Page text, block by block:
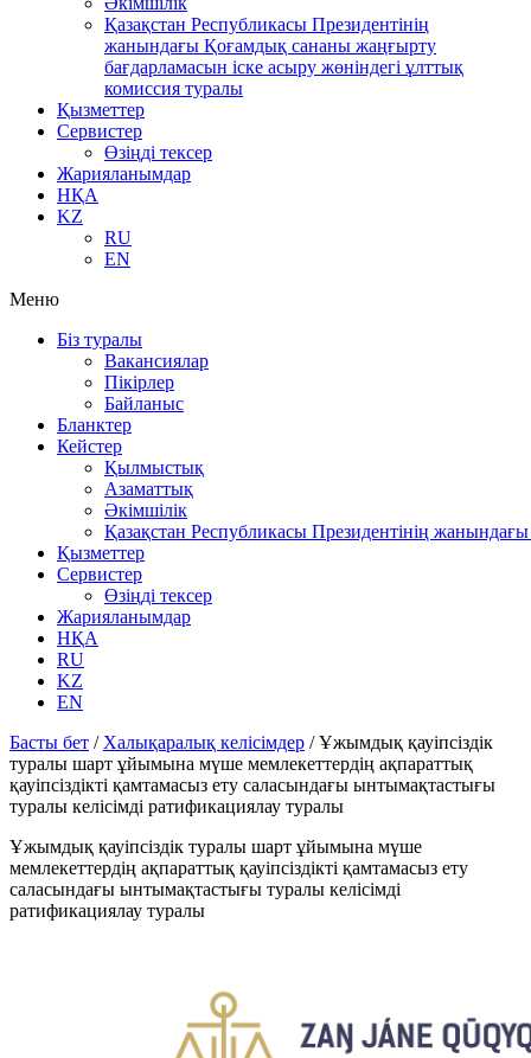
Қазақстан Республикасы Президентінің
жанындағы Қоғамдық сананы жаңғырту
бағдарламасын іске асыру жөніндегі ұлттық
комиссия туралы
Қызметтер
Сервистер
Өзіңді тексер
Жарияланымдар
НҚА
KZ
RU
EN
Меню
Біз туралы
Вакансиялар
Пікірлер
Байланыс
Бланктер
Кейстер
Қылмыстық
Азаматтық
Әкімшілік
Қазақстан Республикасы Президентінің
Қызметтер
Сервистер
Өзіңді тексер
Жарияланымдар
НҚА
RU
KZ
EN
Басты бет / Халықаралық келісімдер /Ұжымдық қауіпсіздік
туралы шарт ұйымына мүше мемлекеттердің ақпараттық
қауіпсіздікті қамтамасыз ету саласындағы ынтымақтастығы
туралы келісімді ратификациялау туралы
Ұжымдық қауіпсіздік туралы шарт ұйымына мүше
мемлекеттердің ақпараттық қауіпсіздікті қамтамасыз ету
саласындағы ынтымақтастығы туралы келісімді
ратификациялау туралы